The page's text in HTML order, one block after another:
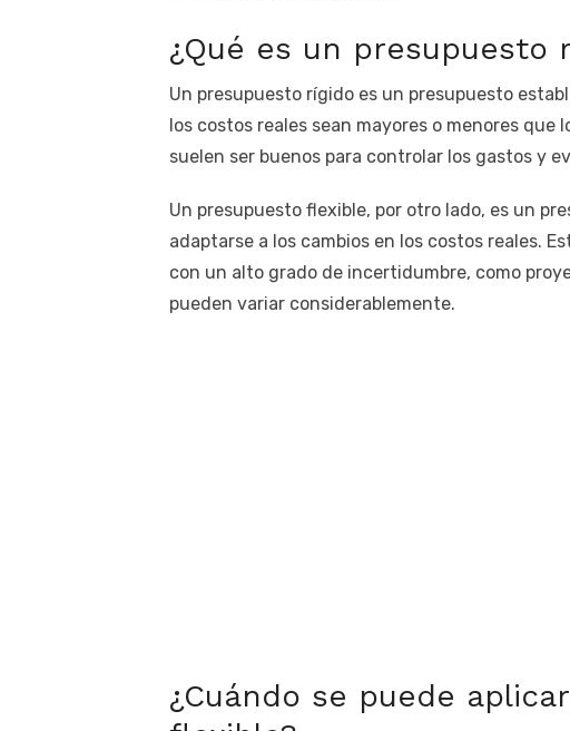
¿Qué es un presupuesto
Un presupuesto rígido es un presupuesto
los costos reales sean mayores o menores que
suelen ser buenos para controlar los gastos y
Un presupuesto flexible, por otro lado, es un
adaptarse a los cambios en los costos reales.
con un alto grado de incertidumbre, como
pueden variar considerablemente.
¿Cuándo se puede